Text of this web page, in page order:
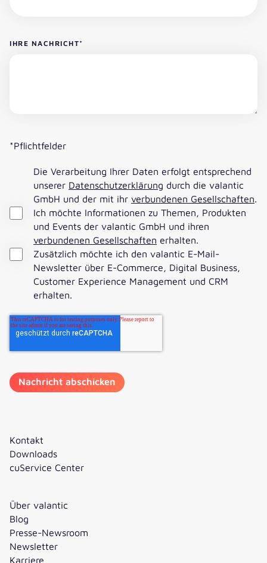
IHRE NACHRICHT*
*Pflichtfelder
Die Verarbeitung Ihrer Daten erfolgt entsprechend
unserer Datenschutzerklärung durch die valantic
GmbH und der mit ihr verbundenen Gesellschaften.
Ich möchte Informationen zu Themen, Produkten
und Events der valantic GmbH und ihren
verbundenen Gesellschaften erhalten.
Zusätzlich möchte ich den valantic E-Mail-
Newsletter über E-Commerce, Digital Business,
Customer Experience Management und CRM
erhalten.
Kontakt
Downloads
cuService Center
Über valantic
Blog
Presse-Newsroom
Newsletter
Karriere